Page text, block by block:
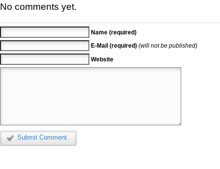
No comments yet.
Name (required)
E-Mail (required) (will not be published)
Website
Submit Comment